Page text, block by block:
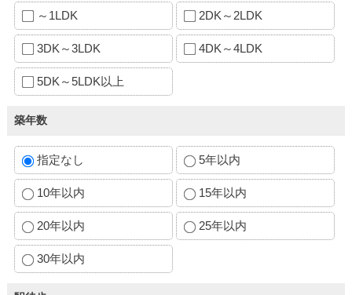
～1LDK 2DK～2LDK
3DK～3LDK 4DK～4LDK
5DK～5LDK以上
築年数
指定なし 5年以内
10年以内 15年以内
20年以内 25年以内
30年以内